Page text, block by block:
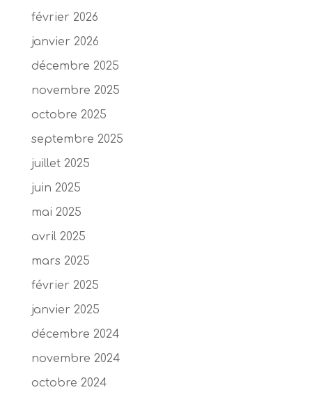
février 2026
janvier 2026
décembre 2025
novembre 2025
octobre 2025
septembre 2025
juillet 2025
juin 2025
mai 2025
avril 2025
mars 2025
février 2025
janvier 2025
décembre 2024
novembre 2024
octobre 2024